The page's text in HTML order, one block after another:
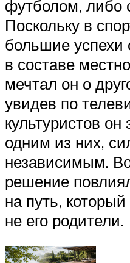
футболом, либо
Поскольку в
большие успехи
в составе
мечтал он о
увидев по
культуристов он
одним из них,
независимым.
решение
на путь,
не его родители.